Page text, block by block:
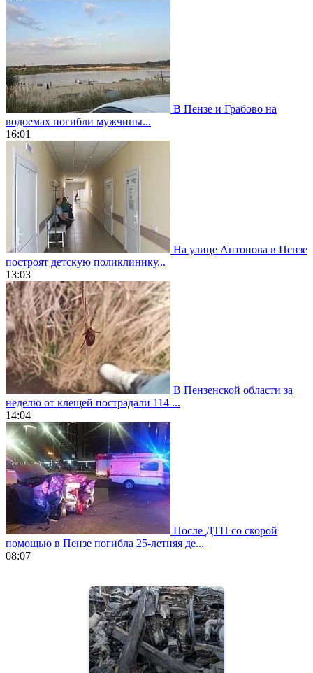
В Пензе и Грабово на
водоемах погибли мужчины...
16:01
На улице Антонова в Пензе
построят детскую поликлинику...
13:03
В Пензенской области за
неделю от клещей пострадали 114 ...
14:04
После ДТП со скорой
помощью в Пензе погибла 25-летняя де...
08:07